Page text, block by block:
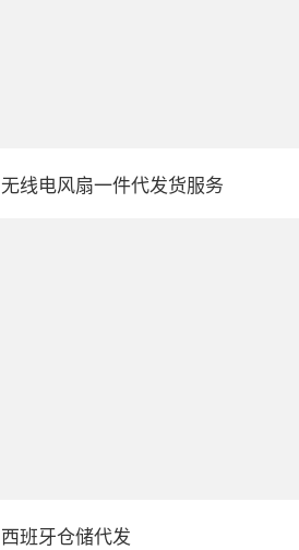
无线电风扇一件代发货服务
西班牙仓储代发